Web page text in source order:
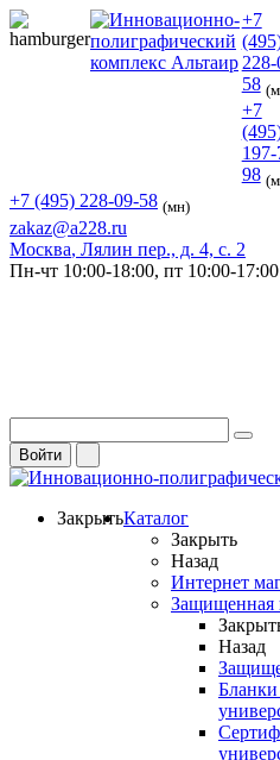
+7
58
+7
98
+7 (495) 228-09-58 (мн)
zakaz@a228.ru
Москва, Лялин пер., д. 4, с. 2
Пн-чт 10:00-18:00, пт 10:00-17:00
Войти
ЗакрытьКаталог
Закрыть
Назад
Интернет
Защищенная
Назад